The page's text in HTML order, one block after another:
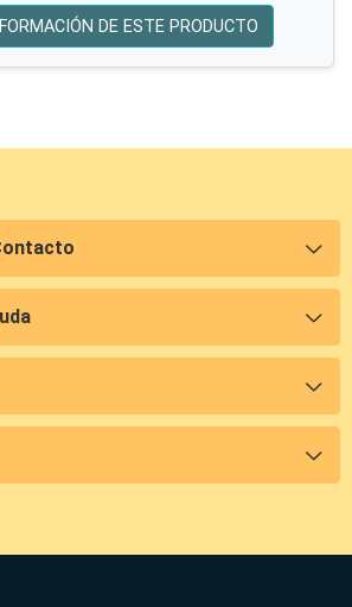
DE ESTE PRODUCTO